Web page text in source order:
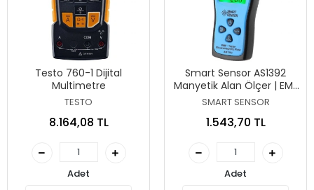
Testo 760-1 Dijital
Multimetre
TESTO
8.164,08 TL
Adet
Smart Sensor AS1392
Manyetik Alan Ölçer | EMF
Ölçer
SMART SENSOR
1.543,70 TL
Adet